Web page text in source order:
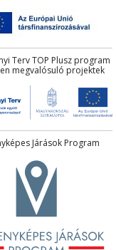
Terv TOP Plusz program
megvalósuló projektek
Járások Program